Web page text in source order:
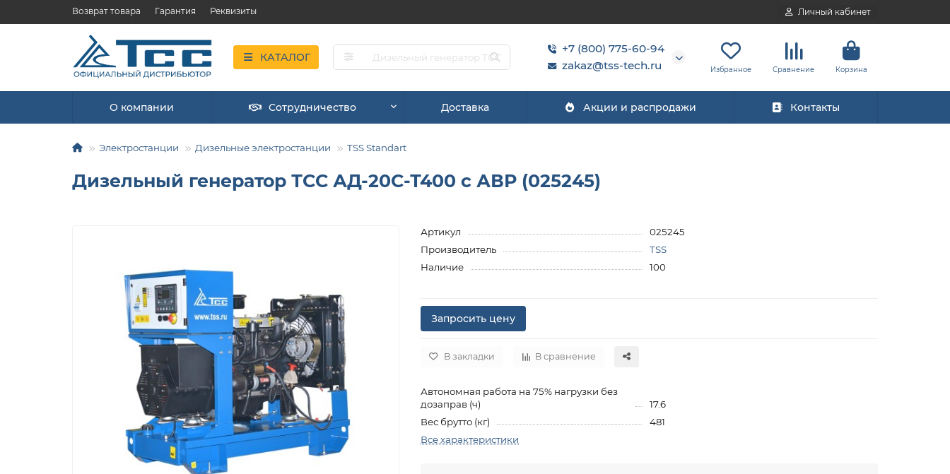
Возврат товара Гарантия Реквизиты Личный кабинет
КАТАЛОГ
+7 (800) 775-60-94
zakaz@tss-tech.ru
Избранное Сравнение Корзина
О компании Сотрудничество Доставка Акции и распродажи Контакты
Электростанции Дизельные электростанции TSS Standart
Дизельный генератор ТСС АД-20С-Т400 с АВР (025245)
Артикул
025245
Производитель
TSS
Наличие
100
Запросить цену
В закладки В сравнение
Автономная работа на 75% нагрузки без
дозаправ (ч)
17.6
Вес брутто (кг)
481
Все характеристики